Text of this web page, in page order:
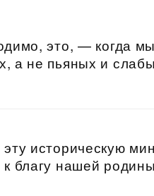
это, — когда
а не пьяных и
историческую
благу нашей